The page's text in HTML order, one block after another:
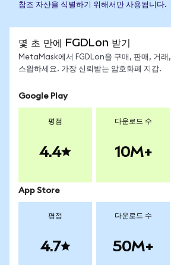
참조 자산을 식별하기 위해서만 사용됩니다.
몇 초 만에 FGDLon 받기
MetaMask에서 FGDLon을 구매, 판매, 거래,
스왑하세요. 가장 신뢰받는 암호화폐 지갑.
Google Play
평점
4.4
다운로드 수
10M+
App Store
평점
4.7
다운로드 수
50M+